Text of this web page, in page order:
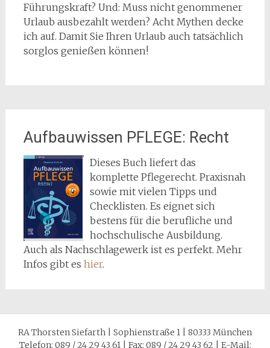
Führungskraft? Und: Muss nicht genommener
Urlaub ausbezahlt werden? Acht Mythen decke
ich auf. Damit Sie Ihren Urlaub auch tatsächlich
sorglos genießen können!
Aufbauwissen PFLEGE: Recht
Dieses Buch liefert das
komplette Pflegerecht. Praxisnah
sowie mit vielen Tipps und
Checklisten. Es eignet sich
bestens für die berufliche und
hochschulische Ausbildung.
Auch als Nachschlagewerk ist es perfekt. Mehr
Infos gibt es hier.
RA Thorsten Siefarth | Sophienstraße 1 | 80333 München
Telefon: 089 / 24 29 43 61 | Fax: 089 / 24 29 43 62 | E-Mail: